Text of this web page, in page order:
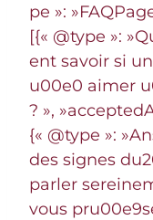
pe »:
[{« @type »:
ent savoir si
u00e0 aimer
? »,
{« @type »:
des signes
parler
vous